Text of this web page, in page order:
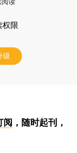
阅读
权限
级
阅 ，随时起刊，